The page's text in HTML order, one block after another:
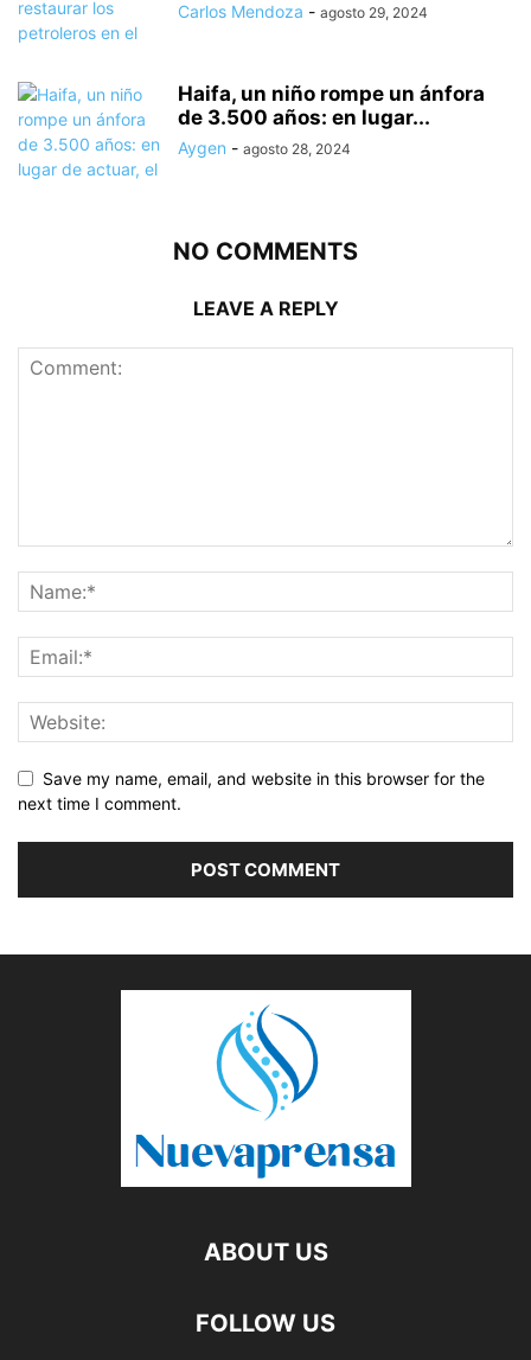
Carlos Mendoza - agosto 29, 2024
Haifa, un niño rompe un ánfora
de 3.500 años: en lugar...
Aygen - agosto 28, 2024
NO COMMENTS
LEAVE A REPLY
Save my name, email, and website in this browser for the
next time I comment.
ABOUT US
FOLLOW US